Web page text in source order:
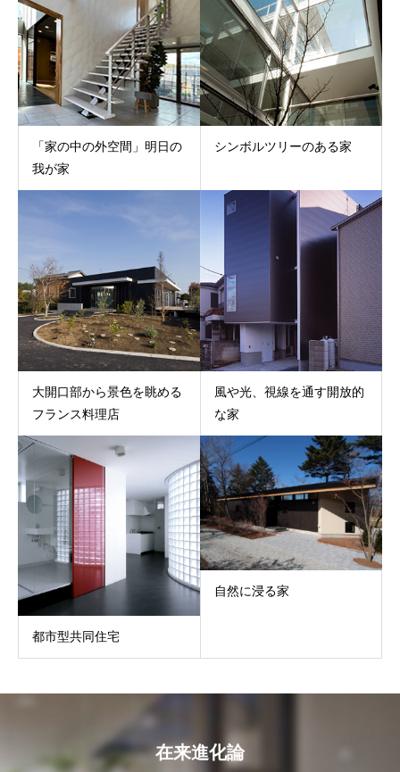
「家の中の外空間」明日の
我が家
シンボルツリーのある家
大開口部から景色を眺める
フランス料理店
風や光、視線を通す開放的
な家
都市型共同住宅
自然に浸る家
在来進化論